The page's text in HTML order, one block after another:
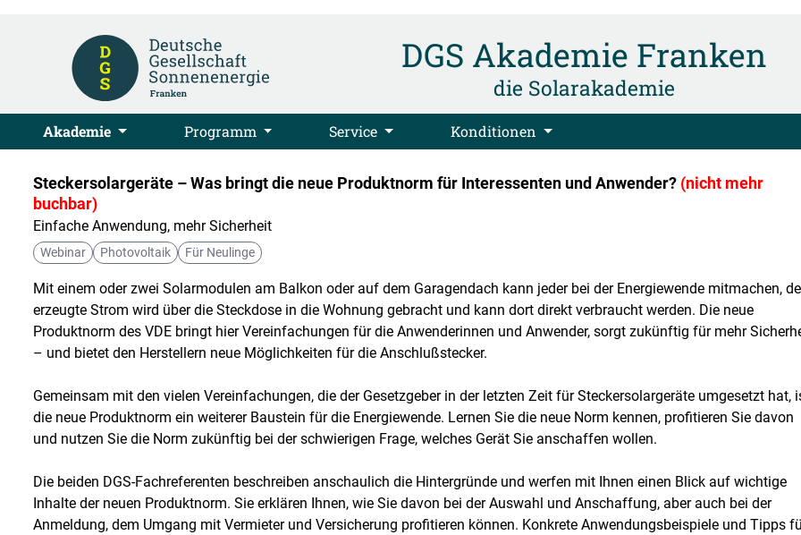
DGS Akademie Franken
die Solarakademie
Akademie Programm Service Konditionen
Steckersolargeräte – Was bringt die neue Produktnorm für Interessenten und Anwender? (nicht mehr
buchbar)
Einfache Anwendung, mehr Sicherheit
Webinar Photovoltaik Für Neulinge
Mit einem oder zwei Solarmodulen am Balkon oder auf dem Garagendach kann jeder bei der Energiewende mitmachen,
erzeugte Strom wird über die Steckdose in die Wohnung gebracht und kann dort direkt verbraucht werden. Die neue
Produktnorm des VDE bringt hier Vereinfachungen für die Anwenderinnen und Anwender, sorgt zukünftig für mehr
– und bietet den Herstellern neue Möglichkeiten für die Anschlußstecker.
Gemeinsam mit den vielen Vereinfachungen, die der Gesetzgeber in der letzten Zeit für Steckersolargeräte umgesetzt hat,
die neue Produktnorm ein weiterer Baustein für die Energiewende. Lernen Sie die neue Norm kennen, profitieren Sie davon
und nutzen Sie die Norm zukünftig bei der schwierigen Frage, welches Gerät Sie anschaffen wollen.
Die beiden DGS-Fachreferenten beschreiben anschaulich die Hintergründe und werfen mit Ihnen einen Blick auf wichtige
Inhalte der neuen Produktnorm. Sie erklären Ihnen, wie Sie davon bei der Auswahl und Anschaffung, aber auch bei der
Anmeldung, dem Umgang mit Vermieter und Versicherung profitieren können. Konkrete Anwendungsbeispiele und Tipps